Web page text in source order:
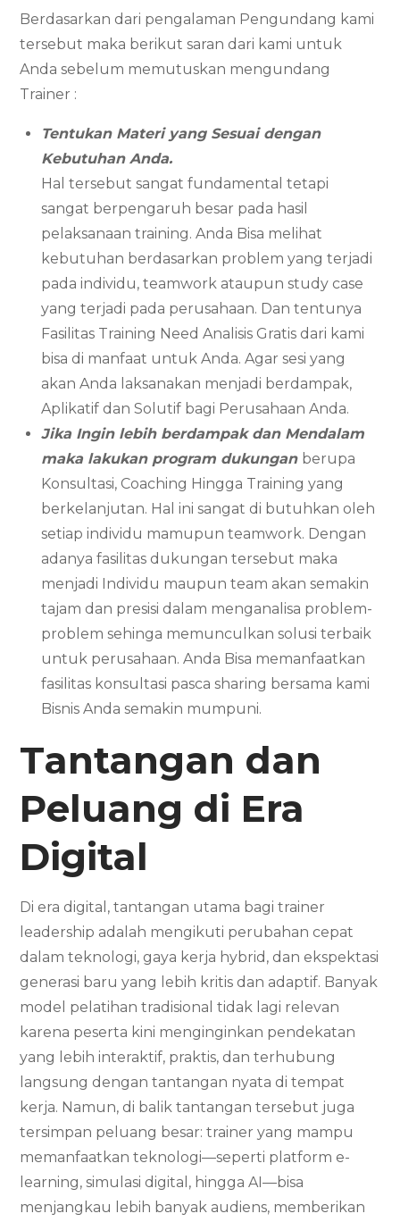
Berdasarkan dari pengalaman Pengundang kami
tersebut maka berikut saran dari kami untuk
Anda sebelum memutuskan mengundang
Trainer :
Tentukan Materi yang Sesuai dengan
Kebutuhan Anda.
Hal tersebut sangat fundamental tetapi
sangat berpengaruh besar pada hasil
pelaksanaan training. Anda Bisa melihat
kebutuhan berdasarkan problem yang terjadi
pada individu, teamwork ataupun study case
yang terjadi pada perusahaan. Dan tentunya
Fasilitas Training Need Analisis Gratis dari kami
bisa di manfaat untuk Anda. Agar sesi yang
akan Anda laksanakan menjadi berdampak,
Aplikatif dan Solutif bagi Perusahaan Anda.
Jika Ingin lebih berdampak dan Mendalam
maka lakukan program dukungan berupa
Konsultasi, Coaching Hingga Training yang
berkelanjutan. Hal ini sangat di butuhkan oleh
setiap individu mamupun teamwork. Dengan
adanya fasilitas dukungan tersebut maka
menjadi Individu maupun team akan semakin
tajam dan presisi dalam menganalisa problem-
problem sehinga memunculkan solusi terbaik
untuk perusahaan. Anda Bisa memanfaatkan
fasilitas konsultasi pasca sharing bersama kami
Bisnis Anda semakin mumpuni.
Tantangan dan
Peluang di Era
Digital
Di era digital, tantangan utama bagi trainer
leadership adalah mengikuti perubahan cepat
dalam teknologi, gaya kerja hybrid, dan ekspektasi
generasi baru yang lebih kritis dan adaptif. Banyak
model pelatihan tradisional tidak lagi relevan
karena peserta kini menginginkan pendekatan
yang lebih interaktif, praktis, dan terhubung
langsung dengan tantangan nyata di tempat
kerja. Namun, di balik tantangan tersebut juga
tersimpan peluang besar: trainer yang mampu
memanfaatkan teknologi—seperti platform e-
learning, simulasi digital, hingga AI—bisa
menjangkau lebih banyak audiens, memberikan